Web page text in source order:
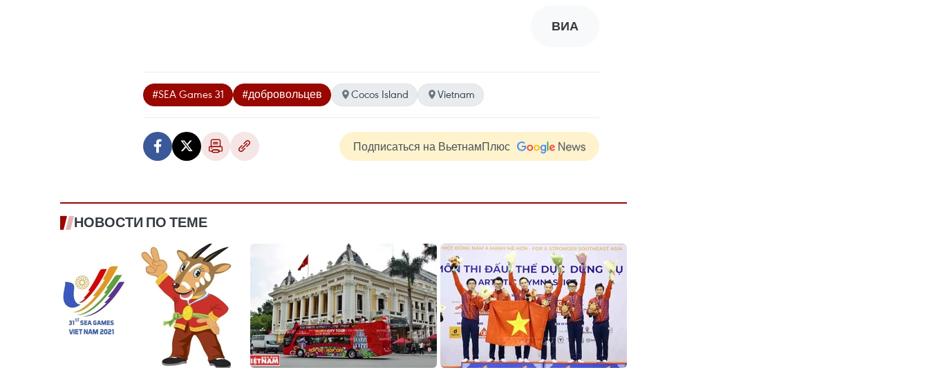
ВИА
#SEA Games 31 #добровольцев Cocos Island Vietnam
Подписаться на ВьетнамПлюс
НОВОСТИ ПО ТЕМЕ